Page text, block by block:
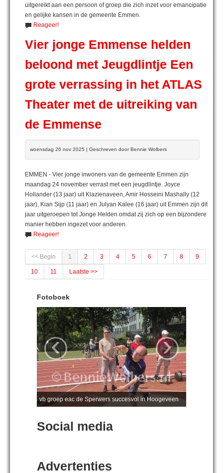
uitgereikt aan een persoon of groep die zich inzet voor emancipatie
en gelijke kansen in de gemeente Emmen.
Reageer!
Vier jonge Emmense helden
beloond met Jeugdlintje Een
grote verrassing in het ATLAS
Theater met de uitreiking van
de Emmense
woensdag 26 nov 2025 | Geschreven door Bennie Wolbers
EMMEN - Vier jonge inwoners van de gemeente Emmen zijn
maandag 24 november verrast met een jeugdlintje. Joyce
Hollander (13 jaar) uit Klazienaveen, Amir Hosseini Mashally (12
jaar), Kian Sijp (11 jaar) en Julyan Kalee (16 jaar) uit Emmen zijn dit
jaar uitgeroepen tot Jonge Helden omdat zij zich op een bijzondere
manier hebben ingezet voor anderen.
Reageer!
<< Begin 1 2 3 4 5 6 7 8 9
10 11 Laatste >>
Fotoboek
vb groep eac de Sperwers succesvol in Hoogeveen
‹ ›
Social media
Advertenties